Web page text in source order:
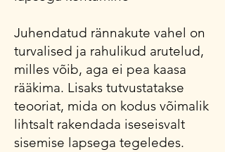
Juhendatud rännakute vahel on
turvalised ja rahulikud arutelud,
milles võib, aga ei pea kaasa
rääkima. Lisaks tutvustatakse
teooriat, mida on kodus võimalik
lihtsalt rakendada iseseisvalt
sisemise lapsega tegeledes.